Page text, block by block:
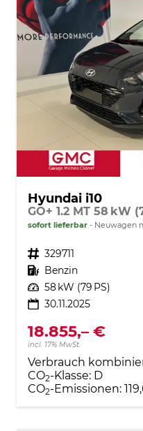
Hyundai i10
sofort lieferbar Neuwagen
Fahrzeugnr. 329711
Kraftstoff Benzin
Leistung 58 kW (79 PS)
30.11.2025
18.855,– €
incl. 17% MwSt.
Verbrauch
CO2-Klasse: D
CO2-Emissionen: